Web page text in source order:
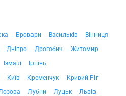
Бровари Васильків
Вінниця
Дніпро Дрогобич
Житомир
Ізмаїл
Ірпінь
Київ Кременчук
Кривий Ріг
Лубни Луцьк
Львів